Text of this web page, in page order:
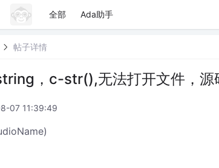
全部 Ada助手
帖子详情
，c-str(),无法打开文件，源
07 11:39:49